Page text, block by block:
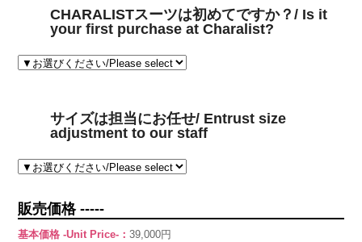
CHARALISTスーツは初めてですか？/ Is it
your first purchase at Charalist?
サイズは担当にお任せ/ Entrust size
adjustment to our staff
販売価格 -----
基本価格 -Unit Price-：39,000円